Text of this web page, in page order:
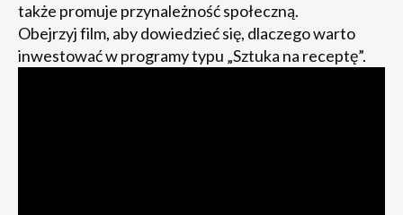
także promuje przynależność społeczną.
Obejrzyj film, aby dowiedzieć się, dlaczego warto
inwestować w programy typu „Sztuka na receptę”.